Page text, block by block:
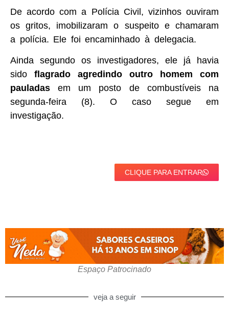
De acordo com a Polícia Civil, vizinhos ouviram
os gritos, imobilizaram o suspeito e chamaram
a polícia. Ele foi encaminhado à delegacia.
Ainda segundo os investigadores, ele já havia
sido flagrado agredindo outro homem com
pauladas em um posto de combustíveis na
segunda-feira (8). O caso segue em
investigação.
CLIQUE PARA ENTRAR
Espaço Patrocinado
veja a seguir